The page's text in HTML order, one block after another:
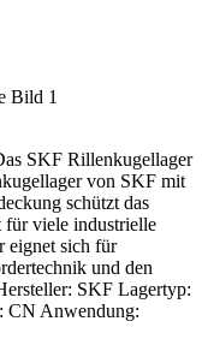
SKF Rillenkugellager
von SKF mit
schützt das
für viele industrielle
eignet sich für
und den
SKF Lagertyp:
CN Anwendung: